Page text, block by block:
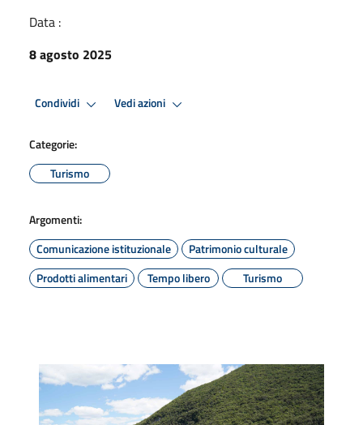
Data :
8 agosto 2025
Condividi Vedi azioni
Categorie:
Turismo
Argomenti:
Comunicazione istituzionale
Patrimonio culturale
Prodotti alimentari
Tempo libero Turismo